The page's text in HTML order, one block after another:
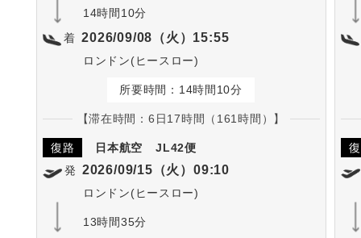
14時間10分
着 2026/09/08（火）15:55
ロンドン(ヒースロー)
所要時間：14時間10分
【滞在時間：6日17時間（161時間）】
復路 日本航空
JL42便
発 2026/09/15（火）09:10
ロンドン(ヒースロー)
13時間35分